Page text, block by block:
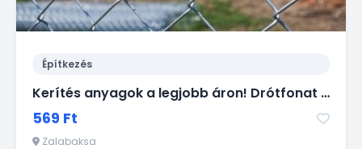
Építkezés
Kerítés anyagok a legjobb áron! Drótfonat vadháló betonoszlop kapu
569 Ft
Zalabaksa